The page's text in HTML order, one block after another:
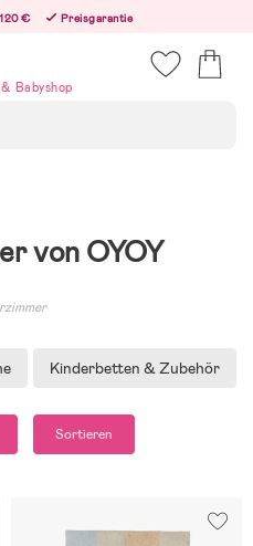
€
Preisgarantie
werden am nächsten Werktag versandt!
Babyshop
von OYOY
Kinderbetten & Zubehör
Sortieren